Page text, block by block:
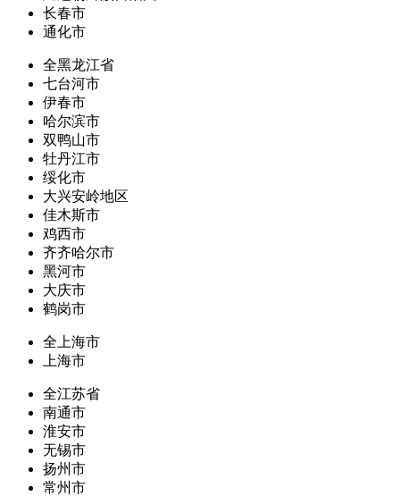
长春市
通化市
全黑龙江省
七台河市
伊春市
哈尔滨市
双鸭山市
牡丹江市
绥化市
大兴安岭地区
佳木斯市
鸡西市
齐齐哈尔市
黑河市
大庆市
鹤岗市
全上海市
上海市
全江苏省
南通市
淮安市
无锡市
扬州市
常州市